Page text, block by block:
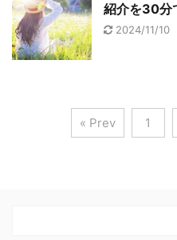
紹介を30分
2024/11/10
« Prev 1